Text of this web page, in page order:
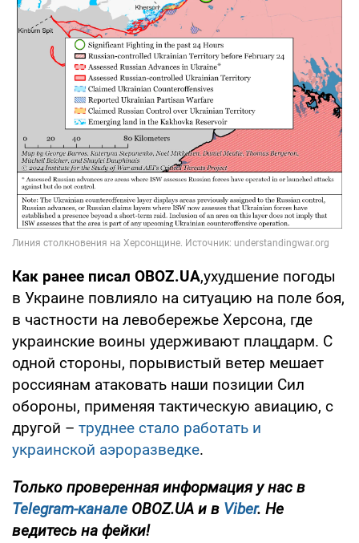
Как ранее писал OBOZ.UA,ухудшение погоды
в Украине повлияло на ситуацию на поле боя,
в частности на левобережье Херсона, где
украинские воины удерживают плацдарм. С
одной стороны, порывистый ветер мешает
россиянам атаковать наши позиции Сил
обороны, применяя тактическую авиацию, с
другой – труднее стало работать и
украинской аэроразведке.
Только проверенная информация у нас в
Telegram-канале OBOZ.UA и в Viber. Не
ведитесь на фейки!